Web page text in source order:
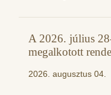
A 2026. július
megalkotott
2026. augusztus 04.